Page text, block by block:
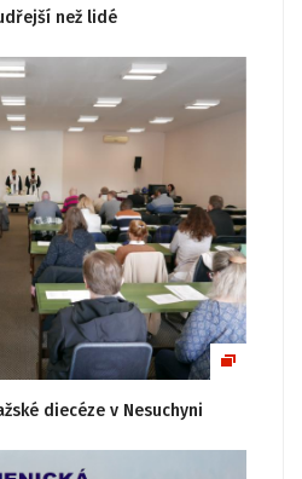
než lidé
diecéze v Nesuchyni